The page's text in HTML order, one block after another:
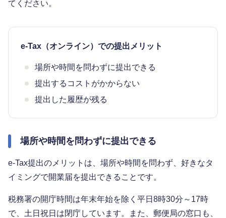
てください。
e-Tax（オンライン）での提出メリット
場所や時間を問わずに提出できる
提出するコストがかからない
提出した履歴が残る
場所や時間を問わずに提出できる
e-Tax提出のメリットは、場所や時間を問わず、好きなタ
イミングで開業届を提出できることです。
税務署の開庁時間は年末年始を除く平日8時30分～17時
で、土日祝日は閉庁しています。また、郵便局の窓口も、